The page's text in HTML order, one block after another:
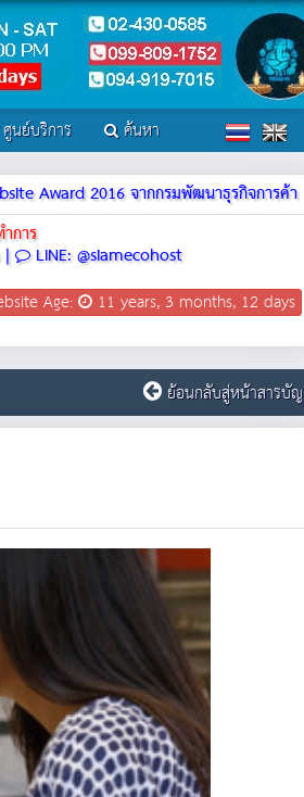
นย์บริการ ค้นหา
Award 2016 จากกรมพัฒนาธุรกิจการค้า
การ
| LINE: @siamecohost
Age: 11 years, 3 months, 12 days
ย้อนกลับสู่หน้าสารบัญ